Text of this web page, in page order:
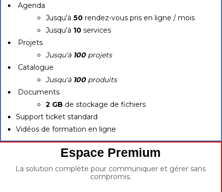
Agenda
Jusqu'à 50 rendez-vous pris en ligne / mois
Jusqu'à 10 services
Projets
Jusqu'à 100projets
Catalogue
Jusqu'à 100produits
Documents
2 GB de stockage de fichiers
Support ticket standard
Vidéos de formation en ligne
Espace Premium
La solution complète pour communiquer et gérer sans
compromis.